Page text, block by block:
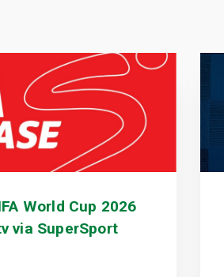
World Cup 2026
via SuperSport